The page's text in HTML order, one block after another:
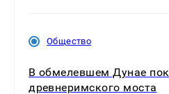
Общество
В обмелевшем Дунае
древнеримского моста